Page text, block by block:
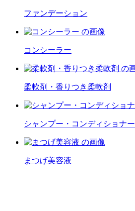
ファンデーション
コンシーラー
柔軟剤・香りつき柔軟剤
シャンプー・コンディショナー
まつげ美容液